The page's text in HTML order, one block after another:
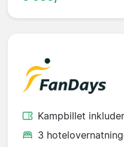
Kampbillet
3